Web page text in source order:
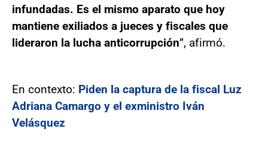
infundadas. Es el mismo aparato que hoy
mantiene exiliados a jueces y fiscales que
lideraron la lucha anticorrupción”, afirmó.
En contexto: Piden la captura de la fiscal Luz
Adriana Camargo y el exministro Iván
Velásquez